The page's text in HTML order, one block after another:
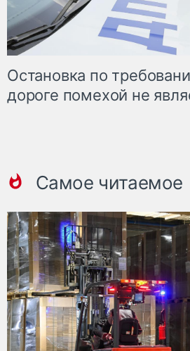
Остановка по
дороге помехой не
Самое читаемое